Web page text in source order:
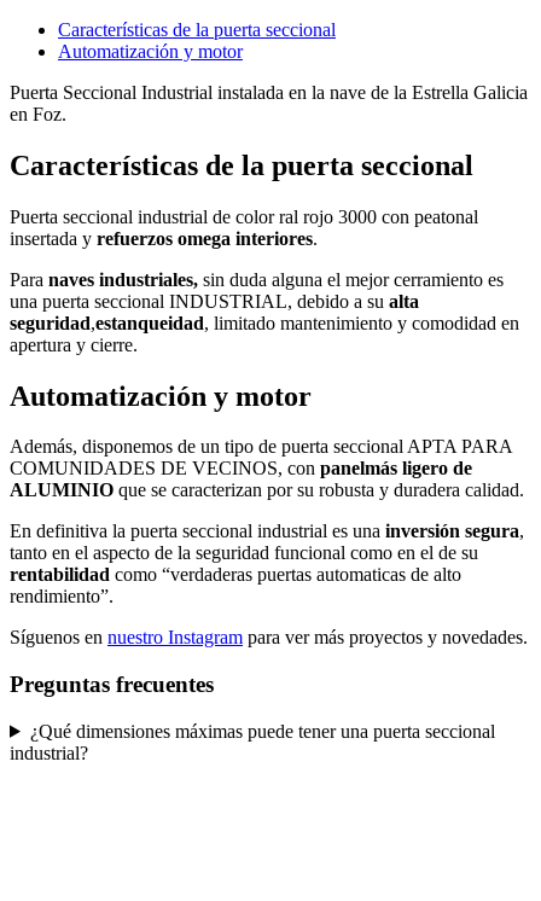
Características de la puerta seccional
Automatización y motor
Puerta Seccional Industrial instalada en la nave de la Estrella Galicia
en Foz.
Características de la puerta seccional
Puerta seccional industrial de color ral rojo 3000 con peatonal
insertada y refuerzos omega interiores.
Para naves industriales, sin duda alguna el mejorcerramiento es
una puerta seccional INDUSTRIAL, debido a su alta
seguridad,estanqueidad, limitado mantenimiento y comodidad en
apertura y cierre.
Automatización y motor
Además, disponemos de un tipo de puerta seccionalAPTA PARA
COMUNIDADES DE VECINOS, con panelmás ligero de
ALUMINIO que se caracterizan por su robusta y duradera calidad.
En definitiva la puerta seccional industrial es una inversión segura,
tanto en el aspecto de la seguridad funcional como en el de su
rentabilidad como “verdaderas puertas automaticas de alto
rendimiento”.
Síguenos en nuestro Instagram para ver más proyectos y novedades.
Preguntas frecuentes
¿Qué dimensiones máximas puede tener una puerta seccional
industrial?